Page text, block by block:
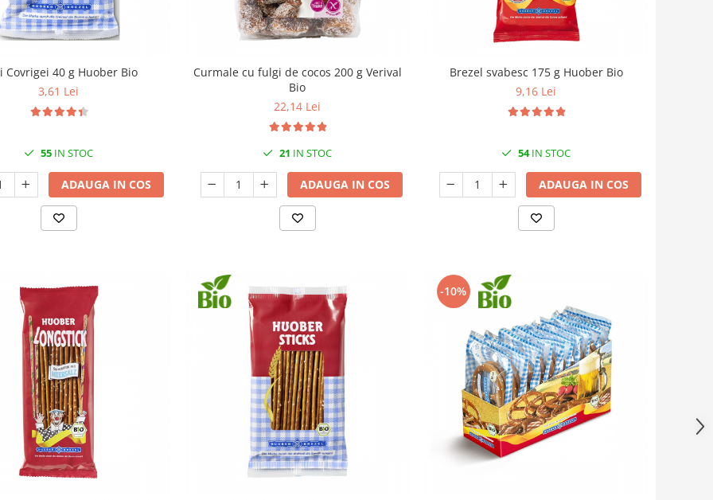
Covrigei 40 g Huober Bio
3,61 Lei
55 IN STOC
ADAUGA IN COS
Curmale cu fulgi de cocos 200 g Verival
Bio
22,14 Lei
21 IN STOC
ADAUGA IN COS
Brezel svabesc 175 g Huober Bio
9,16 Lei
54IN STOC
ADAUGA IN COS
-10%